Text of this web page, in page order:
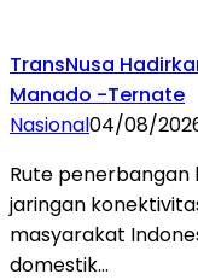
TransNusa
Manado -Ternate
Nasional04/08/
Rute penerbangan
jaringan
masyarakat
domestik…